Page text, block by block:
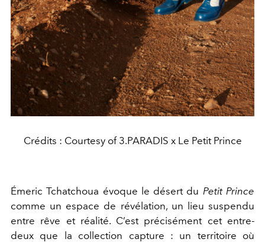
Crédits : Courtesy of 3.PARADIS x Le Petit Prince
Émeric Tchatchoua évoque le désert du Petit Prince
comme un espace de révélation, un lieu suspendu
entre rêve et réalité. C’est précisément cet entre-
deux que la collection capture : un territoire où